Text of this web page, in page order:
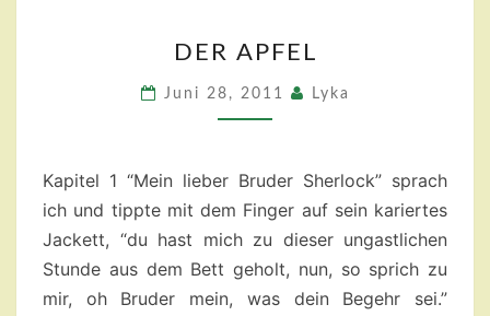
APFEL
DER APFEL
Juni 28, 2011 Lyka
Kapitel 1 “Mein lieber Bruder Sherlock” sprach
ich und tippte mit dem Finger auf sein kariertes
Jackett, “du hast mich zu dieser ungastlichen
Stunde aus dem Bett geholt, nun, so sprich zu
mir, oh Bruder mein, was dein Begehr sei.”